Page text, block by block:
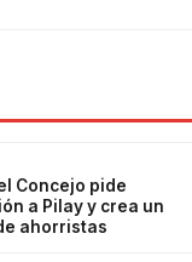
Concejo pide
a Pilay y crea un
ahorristas